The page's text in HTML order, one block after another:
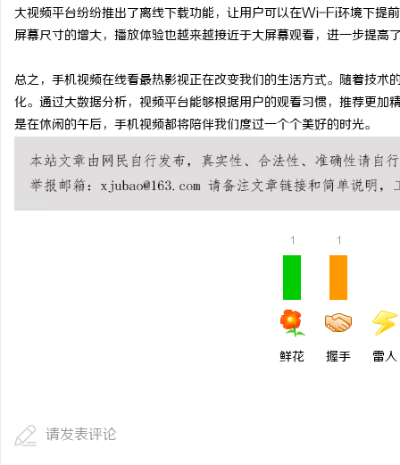
大视频平台纷纷推出了离线下载功能，让用户可以在Wi-Fi环境下提
屏幕尺寸的增大，播放体验也越来越接近于大屏幕观看，进一步提高
总之，手机视频在线看最热影视正在改变我们的生活方式。随着技
化。通过大数据分析，视频平台能够根据用户的观看习惯，推荐更
是在休闲的午后，手机视频都将陪伴我们度过一个个美好的时光。
1
鲜花
1
握手 雷人
请发表评论
选择